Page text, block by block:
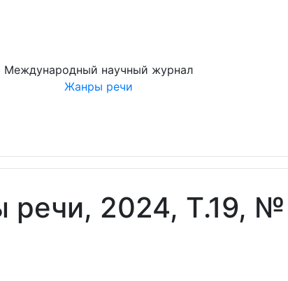
Международный научный журнал
Жанры речи
2024, Т.19, №